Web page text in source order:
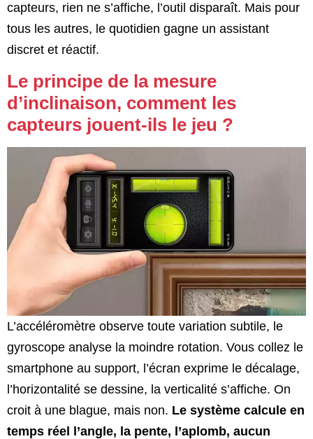
capteurs, rien ne s’affiche, l’outil disparaît. Mais pour
tous les autres, le quotidien gagne un assistant
discret et réactif.
Le principe de la mesure
d’inclinaison, comment les
capteurs jouent-ils le jeu ?
L’accéléromètre observe toute variation subtile, le
gyroscope analyse la moindre rotation. Vous collez le
smartphone au support, l’écran exprime le décalage,
l’horizontalité se dessine, la verticalité s’affiche. On
croit à une blague, mais non. Le système calcule en
temps réel l’angle, la pente, l’aplomb, aucun